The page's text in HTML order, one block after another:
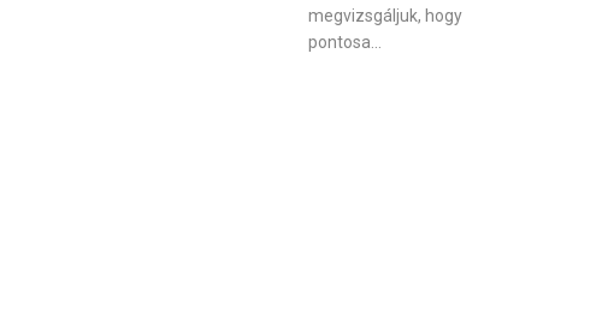
megvizsgáljuk, hogy
pontosa...